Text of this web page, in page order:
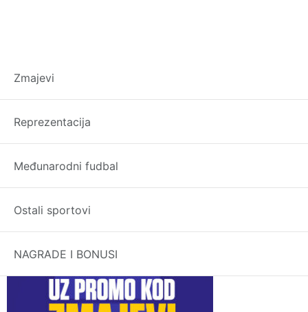
Zmajevi
Reprezentacija
Međunarodni fudbal
Ostali sportovi
NAGRADE I BONUSI
Dugo nisu viđene
ovakve scene tokom
himne reprezentacije
BiH